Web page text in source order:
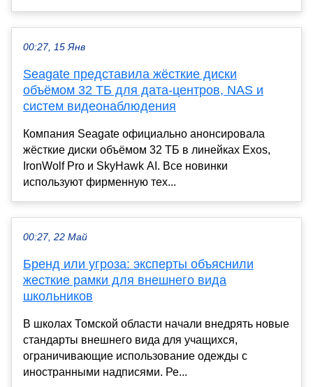
00:27, 15 Янв
Seagate представила жёсткие диски
объёмом 32 ТБ для дата-центров, NAS и
систем видеонаблюдения
Компания Seagate официально анонсировала
жёсткие диски объёмом 32 ТБ в линейках Exos,
IronWolf Pro и SkyHawk AI. Все новинки
используют фирменную тех...
00:27, 22 Май
Бренд или угроза: эксперты объяснили
жесткие рамки для внешнего вида
школьников
В школах Томской области начали внедрять новые
стандарты внешнего вида для учащихся,
ограничивающие использование одежды с
иностранными надписями. Ре...